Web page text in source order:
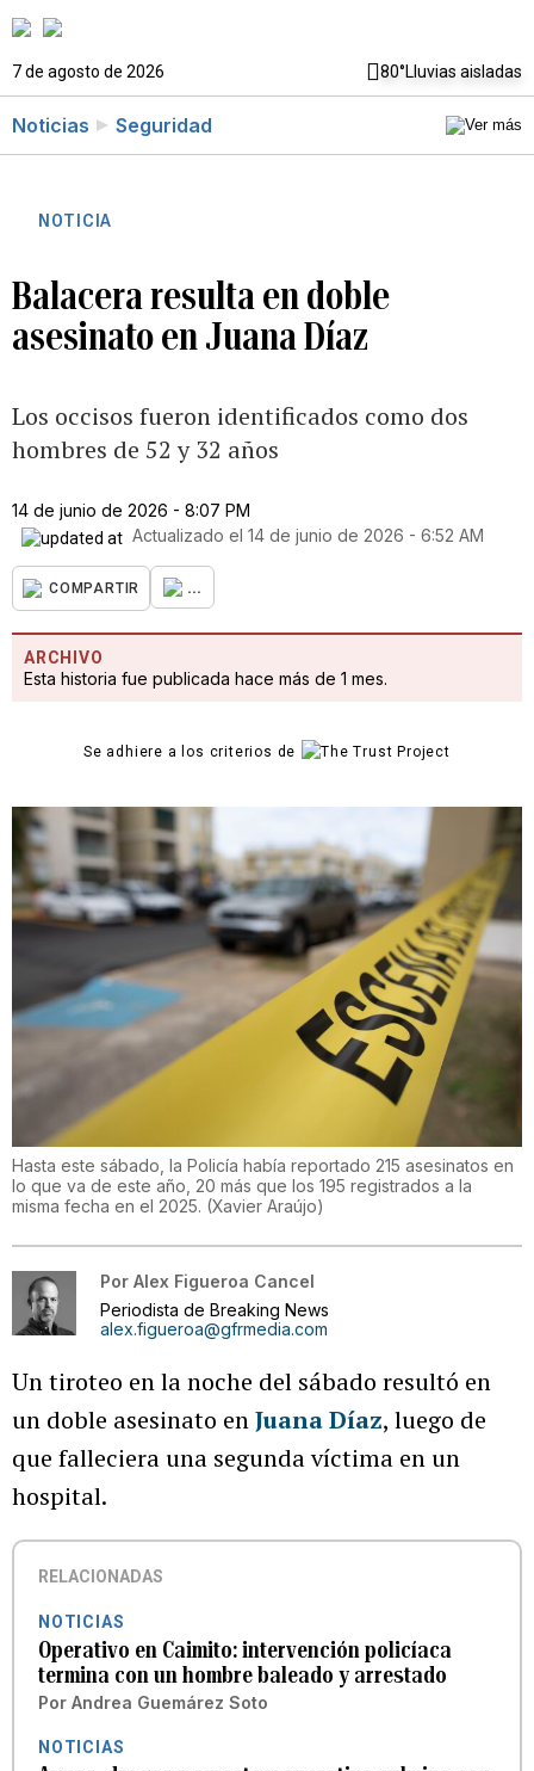
7 de agosto de 2026 80°Lluvias aisladas
Noticias Seguridad
NOTICIA
Balacera resulta en doble
asesinato en Juana Díaz
Los occisos fueron identificados como dos
hombres de 52 y 32 años
14 de junio de 2026 - 8:07 PM
Actualizado el 14 de junio de 2026 - 6:52 AM
COMPARTIR ...
ARCHIVO
Esta historia fue publicada hace más de 1 mes.
Se adhiere a los criterios de
Hasta este sábado, la Policía había reportado 215 asesinatos en
lo que va de este año, 20 más que los 195 registrados a la
misma fecha en el 2025. (Xavier Araújo)
Por Alex Figueroa Cancel
Periodista de Breaking News
alex.figueroa@gfrmedia.com
Un tiroteo en la noche del sábado resultó en
un doble asesinato enJuana Díaz, luego de
que falleciera una segunda víctima en un
hospital.
RELACIONADAS
NOTICIAS
Operativo en Caimito: intervención policíaca
termina con un hombre baleado y arrestado
Por Andrea Guemárez Soto
NOTICIAS